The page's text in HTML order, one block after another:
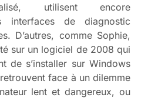
utilisent encore
interfaces de diagnostic
D’autres, comme Sophie,
sur un logiciel de 2008 qui
de s’installer sur Windows
face à un dilemme
lent et dangereux, ou